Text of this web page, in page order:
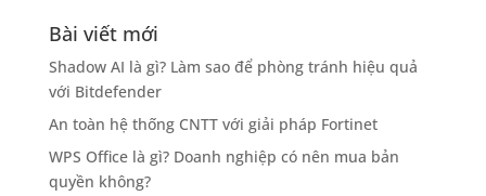
Bài viết mới
Shadow AI là gì? Làm sao để phòng tránh hiệu quả
với Bitdefender
An toàn hệ thống CNTT với giải pháp Fortinet
WPS Office là gì? Doanh nghiệp có nên mua bản
quyền không?